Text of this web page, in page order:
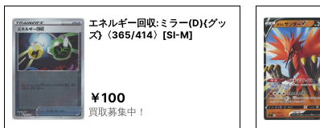
エネルギー回収:ミラー(D){グッ
ズ}〈365/414〉[SI-M]
￥100
買取募集中！